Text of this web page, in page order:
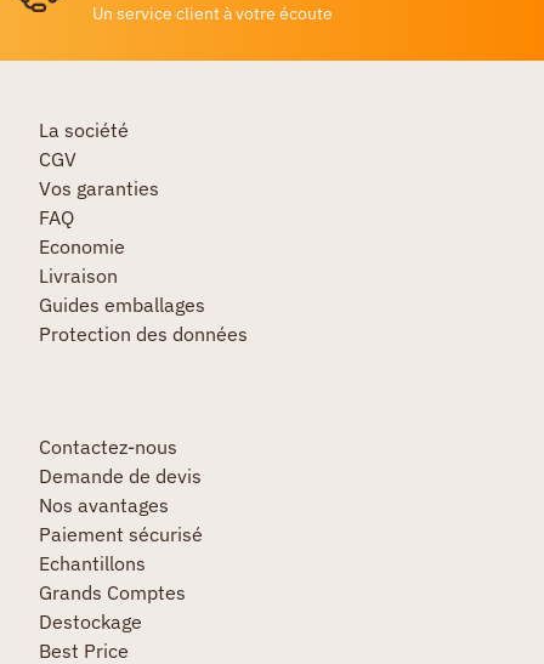
Un service client à votre écoute
La société
CGV
Vos garanties
FAQ
Economie
Livraison
Guides emballages
Protection des données
Contactez-nous
Demande de devis
Nos avantages
Paiement sécurisé
Echantillons
Grands Comptes
Destockage
Best Price